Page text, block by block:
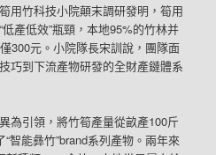
用竹科技小院顛末調研發明，筍用
產低效”瓶頸，本地95%的竹林并
300元。小院隊長宋訓說，團隊面
巧到下流產物研發的全財產鏈體系
為引領，將竹筍產量從畝產100斤
智能彝竹”brand系列產物。兩年來